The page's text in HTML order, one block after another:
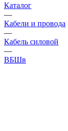
Каталог
—
Кабели и провода
—
Кабель силовой
—
ВБШв